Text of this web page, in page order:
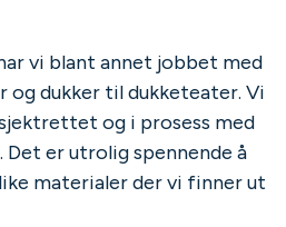
vi blant annet jobbet med
og dukker til dukketeater. Vi
og i prosess med
er utrolig spennende å
materialer der vi finner ut